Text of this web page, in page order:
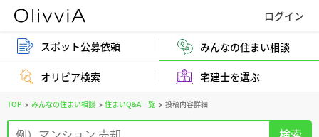
スポット公募依頼 みんなの住まい相談
オリビア検索 宅建士を選ぶ
TOP みんなの住まい相談 住まいQ&A一覧 投稿内容詳細